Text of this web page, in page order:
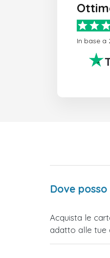
In base a
Dove
Acquista le
adatto alle tue